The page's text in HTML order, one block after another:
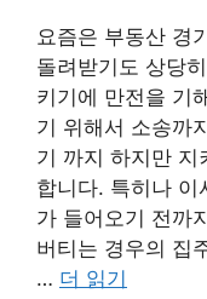
요즘은 부동산 경
돌려받기도 상당
키기에 만전을 기
기 위해서 소송까
기 까지 하지만 지
합니다. 특히나 이
가 들어오기 전까
버티는 경우의 집
… 더 읽기